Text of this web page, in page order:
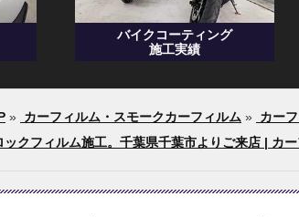
バイクコーティング
施工実績
» カーフィルム・スモークカーフィルム » カー
クフィルム施工。千葉県千葉市よりご来店 | カ